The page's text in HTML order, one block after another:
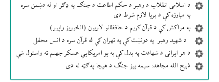
د اسلامی انقلاب د رهبر د حکم اطاعت د جنګ په ډګر او له دښمن سره
په مبارزه کې د بریا لازم شرط دی
په مراکش کې د قرآن کریم د حافظانو لاریون (انځوریز راپور)
د شهید رهبر په درنښت کې په تهران کې له قرآن سره د انس محفل
د هر ایرانی د شهادت په بدل کې به یو امریکایي عسکر جهنم ته واستول شي
ذبیح الله مجاهد: سیمه ییز جنګ د هیچا په ګټه نه دی